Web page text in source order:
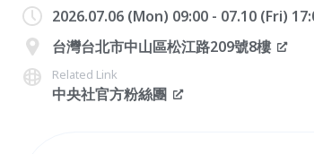
2026.07.06 (Mon) 09:00 - 07.10 (Fri)
台灣台北市中山區松江路209號8樓
Related Link
中央社官方粉絲團